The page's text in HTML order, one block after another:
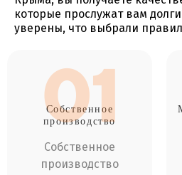
которые прослужат вам
уверены, что выбрали
01
Собственное
производство
Собственное
производство